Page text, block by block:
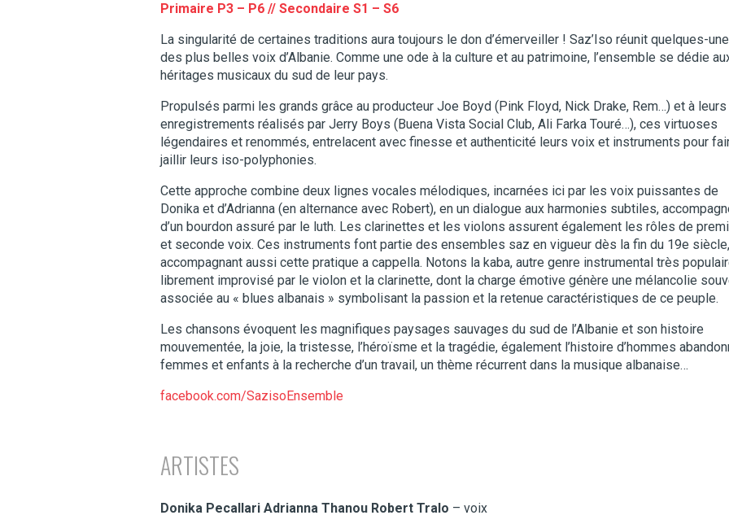
Primaire P3 – P6 // Secondaire S1 – S6
La singularité de certaines traditions aura toujours le don d’émerveiller ! Saz’Iso réunit quelques-
des plus belles voix d’Albanie. Comme une ode à la culture et au patrimoine, l’ensemble se dédie
héritages musicaux du sud de leur pays.
Propulsés parmi les grands grâce au producteur Joe Boyd (Pink Floyd, Nick Drake, Rem…) et à leurs
enregistrements réalisés par Jerry Boys (Buena Vista Social Club, Ali Farka Touré…), ces virtuoses
légendaires et renommés, entrelacent avec finesse et authenticité leurs voix et instruments pour
jaillir leurs iso-polyphonies.
Cette approche combine deux lignes vocales mélodiques, incarnées ici par les voix puissantes de
Donika et d’Adrianna (en alternance avec Robert), en un dialogue aux harmonies subtiles,
d’un bourdon assuré par le luth. Les clarinettes et les violons assurent également les rôles de
et seconde voix. Ces instruments font partie des ensembles saz en vigueur dès la fin du 19e siècle,
accompagnant aussi cette pratique a cappella. Notons la kaba, autre genre instrumental très
librement improvisé par le violon et la clarinette, dont la charge émotive génère une mélancolie
associée au « blues albanais » symbolisant la passion et la retenue caractéristiques de ce peuple.
Les chansons évoquent les magnifiques paysages sauvages du sud de l’Albanie et son histoire
mouvementée, la joie, la tristesse, l’héroïsme et la tragédie, également l’histoire d’hommes
femmes et enfants à la recherche d’un travail, un thème récurrent dans la musique albanaise…
facebook.com/SazisoEnsemble
ARTISTES
Donika Pecallari Adrianna Thanou Robert Tralo – voix